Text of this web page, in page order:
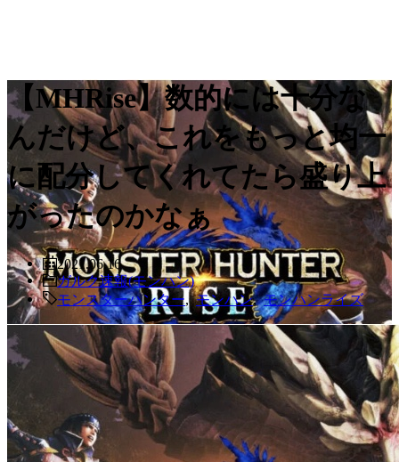
【MHRise】数的には十分な
んだけど、これをもっと均一
に配分してくれてたら盛り上
がったのかなぁ
2021.06.16
ガルク速報(モンハン)
モンスターハンター ,モンハン,モンハンライズ